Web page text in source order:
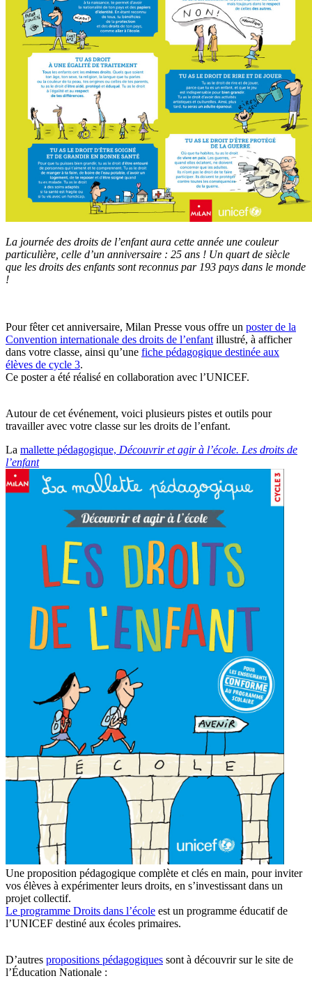
La journée des droits de l’enfant aura cette année une couleur
particulière, celle d’un anniversaire : 25 ans ! Un quart de siècle
que les droits des enfants sont reconnus par 193 pays dans le monde
!
Pour fêter cet anniversaire, Milan Presse vous offre un poster de la
Convention internationale des droits de l’enfant illustré, à afficher
dans votre classe, ainsi qu’une fiche pédagogique destinée aux
élèves de cycle 3.
Ce poster a été réalisé en collaboration avec l’UNICEF.
Autour de cet événement, voici plusieurs pistes et outils pour
travailler avec votre classe sur les droits de l’enfant.
La mallette pédagogique, Découvrir et agir à l’école. Les droits de
l’enfant
Une proposition pédagogique complète et clés en main, pour inviter
vos élèves à expérimenter leurs droits, en s’investissant dans un
projet collectif.
Le programme Droits dans l’école est un programme éducatif de
l’UNICEF destiné aux écoles primaires.
D’autres propositions pédagogiques sont à découvrir surle site de
l’Éducation Nationale :